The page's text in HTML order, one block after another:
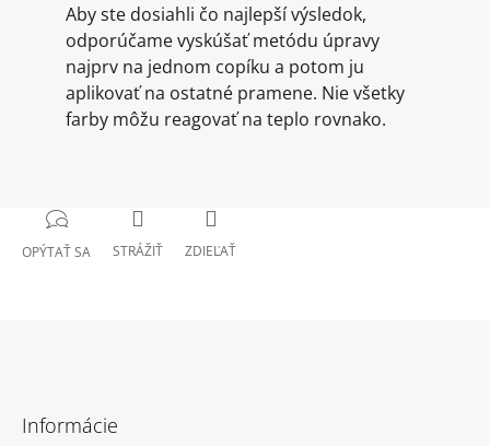
Aby ste dosiahli čo najlepší výsledok,
odporúčame vyskúšať metódu úpravy
najprv na jednom copíku a potom ju
aplikovať na ostatné pramene. Nie všetky
farby môžu reagovať na teplo rovnako.
OPÝTAŤ SA STRÁŽIŤ ZDIEĽAŤ
Informácie